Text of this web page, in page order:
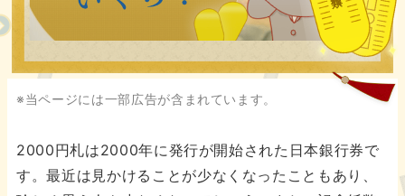
※当ページには一部広告が含まれています。
2000円札は2000年に発行が開始された日本銀行券で
す。最近は見かけることが少なくなったこともあり、